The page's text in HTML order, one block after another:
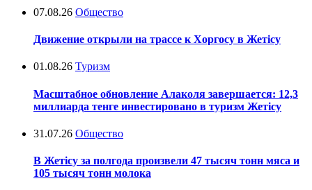
07.08.26 Общество
Движение открыли на трассе к Хоргосу в Жетісу
01.08.26 Туризм
Масштабное обновление Алаколя завершается: 12,3
миллиарда тенге инвестировано в туризм Жетісу
31.07.26 Общество
В Жетісу за полгода произвели 47 тысяч тонн мяса и
105 тысяч тонн молока